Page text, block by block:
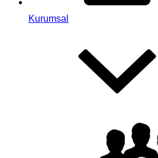
Kurumsal